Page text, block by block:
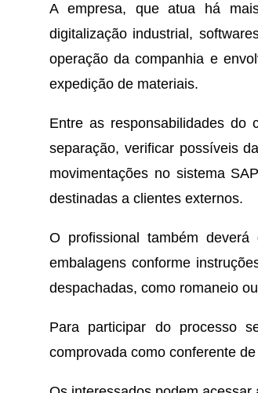
A empresa, que atua há
digitalização industrial,
operação da companhia e
expedição de materiais.
Entre as responsabilidades do
separação, verificar possíveis
movimentações no sistema
destinadas a clientes externos.
O profissional também
embalagens conforme
despachadas, como romaneio
Para participar do processo
comprovada como conferente